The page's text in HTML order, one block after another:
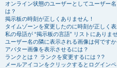
オンライン状態のユーザーとしてユーザー
は？
掲示板の時刻が正しくありません！
タイムゾーンを変更したのに時刻が正しく表
私の母語が “掲示板の言語” リストにありませ
ユーザー名の隣に表示される画像は何ですか
アバター画像を表示させるには？
ランクとは？ ランクを変更するには？?
メールアイコンをクリックするとログイン